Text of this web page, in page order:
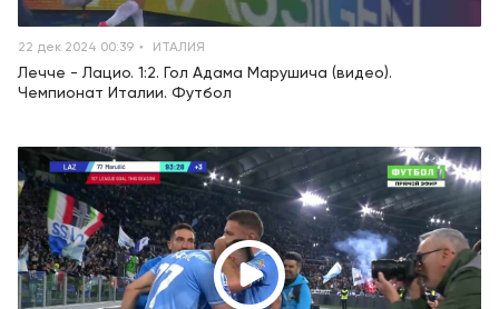
22 дек 2024 00:39 ИТАЛИЯ
Лечче - Лацио. 1:2. Гол Адама Марушича (видео).
Чемпионат Италии. Футбол